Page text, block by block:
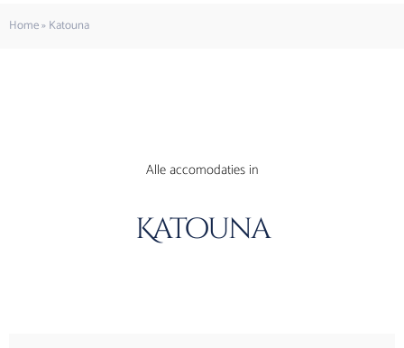
Home»Katouna
Alle accomodaties in
Katouna